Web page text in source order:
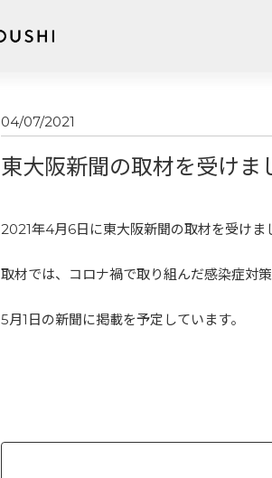
04/07/2021
東大阪新聞の取材を受けま
2021年4月6日に東大阪新聞の取材を受けま
取材では、コロナ禍で取り組んだ感染症対
5月1日の新聞に掲載を予定しています。